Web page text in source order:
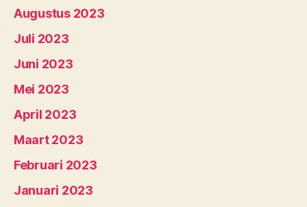
Augustus 2023
Juli 2023
Juni 2023
Mei 2023
April 2023
Maart 2023
Februari 2023
Januari 2023